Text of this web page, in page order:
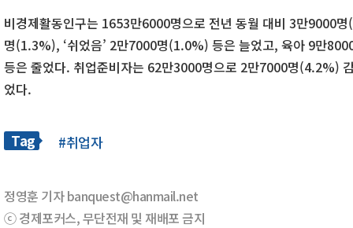
비경제활동인구는 1653만6000명으로 전년 동월 대비 3만9000
명(1.3%), ‘쉬었음’ 2만7000명(1.0%) 등은 늘었고, 육아 9만
등은 줄었다. 취업준비자는 62만3000명으로 2만7000명(4.2%)
었다.
Tag #취업자
정영훈 기자 banquest@hanmail.net
ⓒ 경제포커스, 무단전재 및 재배포 금지